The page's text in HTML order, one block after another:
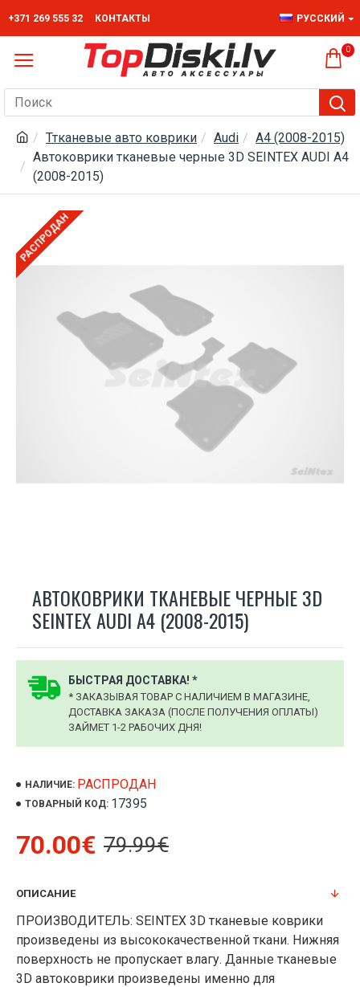
+371 269 555 32 КОНТАКТЫ РУССКИЙ
0
Ттканевые авто коврики Audi
A4 (2008-2015)
Автоковрики тканевые черные 3D SEINTEX AUDI A4
(2008-2015)
РАСПРОДАН
АВТОКОВРИКИ ТКАНЕВЫЕ ЧЕРНЫЕ 3D
SEINTEX AUDI A4 (2008-2015)
БЫСТРАЯ ДОСТАВКА! *
* ЗАКАЗЫВАЯ ТОВАР С НАЛИЧИЕМ В МАГАЗИНЕ,
ДОСТАВКА ЗАКАЗА (ПОСЛЕ ПОЛУЧЕНИЯ ОПЛАТЫ)
ЗАЙМЕТ 1-2 РАБОЧИХ ДНЯ!
НАЛИЧИЕ: РАСПРОДАН
ТОВАРНЫЙ КОД: 17395
70.00€ 79.99€
ОПИСАНИЕ
ПРОИЗВОДИТЕЛЬ: SEINTEX 3D тканевые коврики
произведены из высококачественной ткани. Нижняя
поверхность не пропускает влагу. Данные тканевые
3D автоковрики произведены именно для